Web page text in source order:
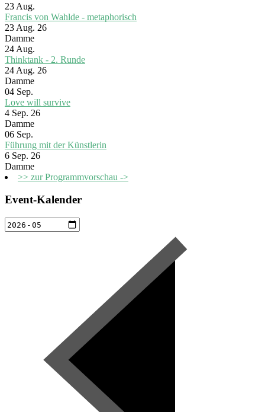
23 Aug.
Francis von Wahlde - metaphorisch
23 Aug. 26
Damme
24 Aug.
Thinktank - 2. Runde
24 Aug. 26
Damme
04 Sep.
Love will survive
4 Sep. 26
Damme
06 Sep.
Führung mit der Künstlerin
6 Sep. 26
Damme
>> zur Programmvorschau ->
Event-Kalender